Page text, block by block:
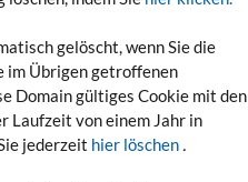
gelöscht, wenn Sie die
im Übrigen getroffenen
Domain gültiges Cookie mit den
Laufzeit von einem Jahr in
jederzeit hier löschen .